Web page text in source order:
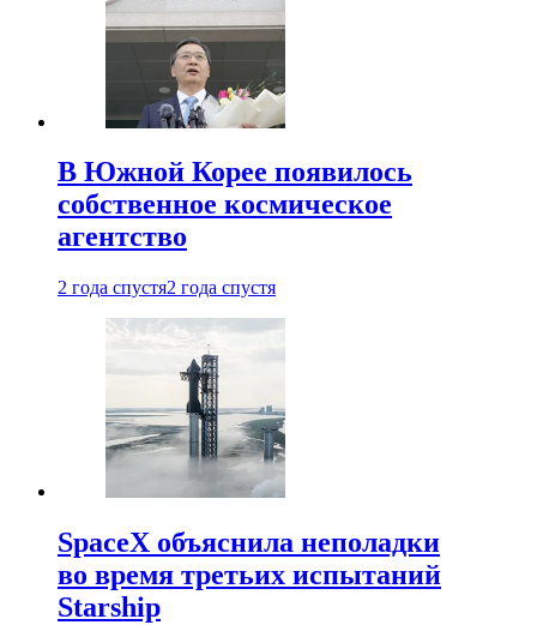
В Южной Корее появилось
собственное космическое
агентство
2 года спустя2 года спустя
SpaceX объяснила неполадки
во время третьих испытаний
Starship